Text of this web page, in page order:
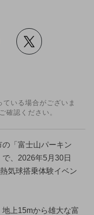
いる場合がございま
確認ください。
「富士山パーキン
、2026年5月30日
気球搭乗体験イベン
上15mから雄大な富